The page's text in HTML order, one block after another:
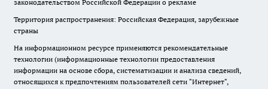
законодательством Российской Федерации о рекламе
Территория распространения: Российская Федерация, зарубежные
страны
На информационном ресурсе применяются рекомендательные
технологии (информационные технологии предоставления
информации на основе сбора, систематизации и анализа сведений,
относящихся к предпочтениям пользователей сети "Интернет",